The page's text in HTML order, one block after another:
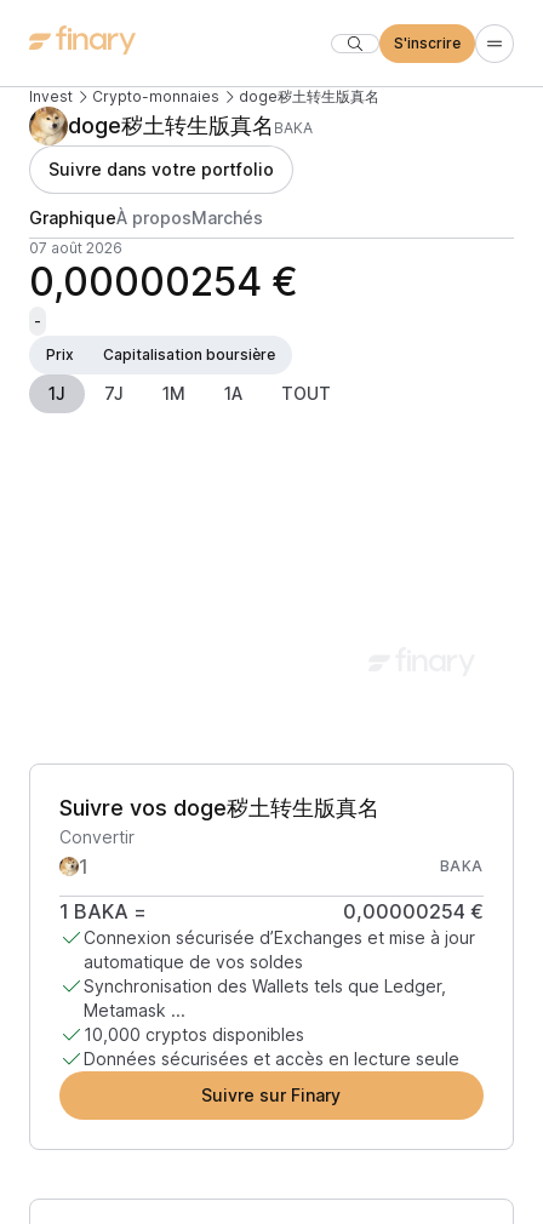
S'inscrire
Invest Crypto-monnaies doge秽土转生版真名
doge秽土转生版真名 BAKA
Suivre dans votre portfolio
GraphiqueÀ proposMarchés
07 août 2026
0,00000254 €
-
Prix
Capitalisation boursière
1J 7J 1M 1A TOUT
Suivre vos doge秽土转生版真名
Convertir
BAKA
1 BAKA = 0,00000254 €
Connexion sécurisée d’Exchanges et mise à jour
automatique de vos soldes
Synchronisation des Wallets tels que Ledger,
Metamask ...
10,000 cryptos disponibles
Données sécurisées et accès en lecture seule
Suivre sur Finary